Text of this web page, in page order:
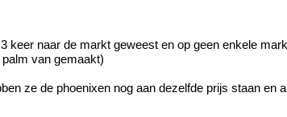
keer naar de markt geweest en op geen enkele
van gemaakt)
ze de phoenixen nog aan dezelfde prijs staanen